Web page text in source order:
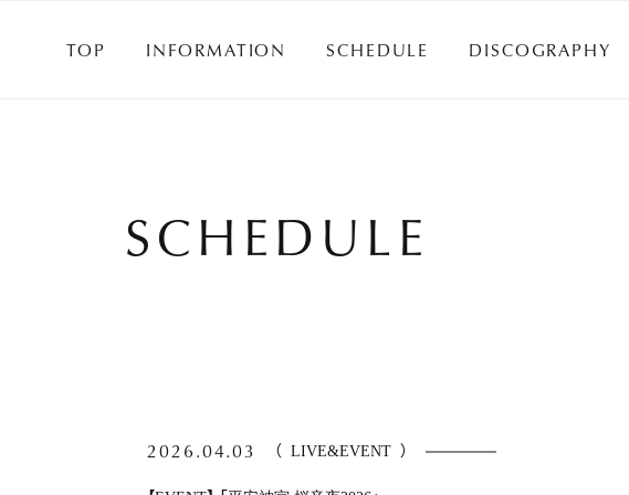
TOP
INFORMATION
SCHEDULE
DISCOGRAPHY
SCHEDULE
2026.04.03 （ LIVE&EVENT ）